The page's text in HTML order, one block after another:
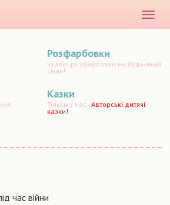
меню
Розфарбовки
чудові розфарбовки на будь-який
смак!
Казки
Тільки у нас -Авторські дитячі
казки!
час війни